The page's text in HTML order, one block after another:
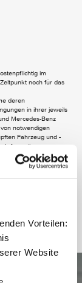
Vorteilen:
Website
im
noch für das
deren
in ihrer jeweils
Mercedes-Benz
notwendigen
Fahrzeug und -
Informationen zu
verarbeitet werden,
des